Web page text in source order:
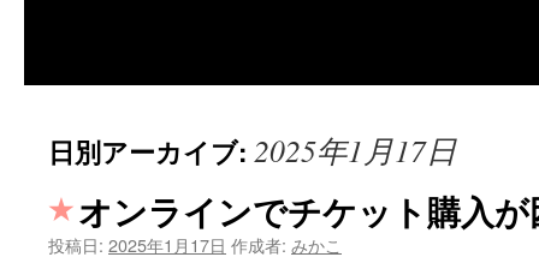
日別アーカイブ: 2025年1月17日
オンラインでチケット購入
投稿日: 2025年1月17日 作成者: みかこ